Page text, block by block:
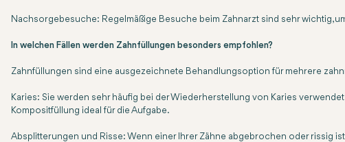
Nachsorgebesuche: Regelmäßige Besuche beim Zahnarzt sind sehr wichtig,
In welchen Fällen werden Zahnfüllungen besonders empfohlen?
Zahnfüllungen sind eine ausgezeichnete Behandlungsoption für mehrere
Karies: Sie werden sehr häufig bei der Wiederherstellung von Karies
Kompositfüllung ideal für die Aufgabe.
Absplitterungen und Risse: Wenn einer Ihrer Zähne abgebrochen oder rissig